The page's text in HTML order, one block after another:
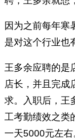
因为之前每年寒
是对这个行业也
王多余应聘的是
店长，并且完成
求。入职后，王
工考勤绩效之类
一天5000元左右